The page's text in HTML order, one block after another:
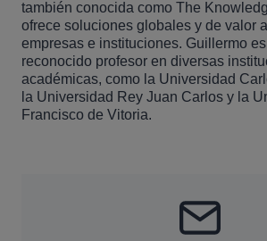
también conocida como The
ofrece soluciones globales y de valor
empresas e instituciones. Guillermo
reconocido profesor en diversas
académicas, como la Universidad
la Universidad Rey Juan Carlos y la
Francisco de Vitoria.